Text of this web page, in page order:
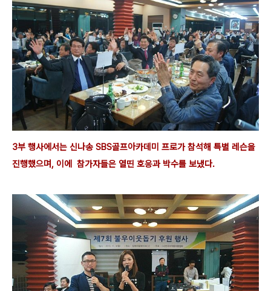
3부 행사에서는 신나송 SBS골프아카데미 프로가 참석해 특별 레슨을
진행했으며, 이에 참가자들은 열띤 호응과 박수를 보냈다.